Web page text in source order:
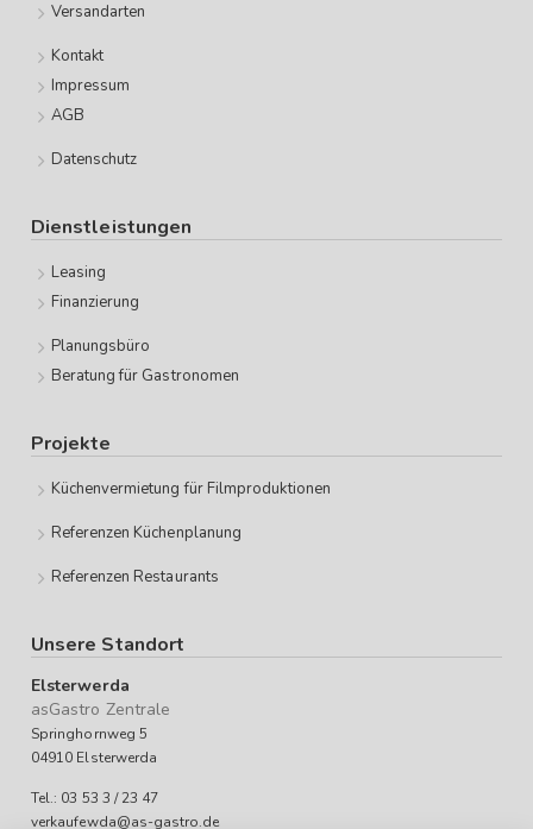
Versandarten
Kontakt
Impressum
AGB
Datenschutz
Dienstleistungen
Leasing
Finanzierung
Planungsbüro
Beratung für Gastronomen
Projekte
Küchenvermietung für Filmproduktionen
Referenzen Küchenplanung
Referenzen Restaurants
Unsere Standort
Elsterwerda
asGastro Zentrale
Springhornweg 5
04910 Elsterwerda
Tel.: 03 53 3 / 23 47
verkaufewda@as-gastro.de